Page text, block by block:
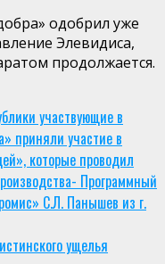
одобрил уже
Элевидиса,
продолжается.
участвующие в
приняли участие в
которые проводил
Программный
С.Л. Панышев из г.
ущелья